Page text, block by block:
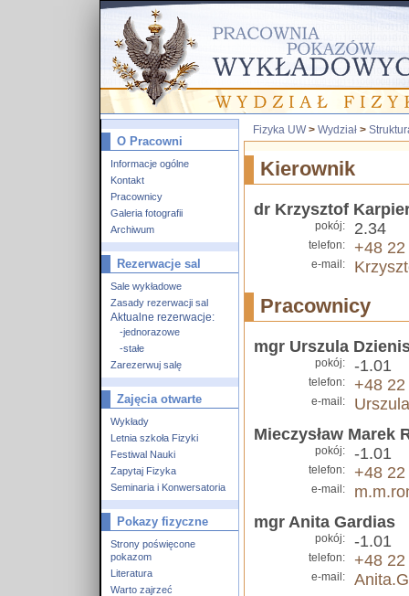
O Pracowni
Informacje ogólne
Kontakt
Pracownicy
Galeria fotografii
Archiwum
Rezerwacje sal
Sale wykładowe
Zasady rezerwacji sal
Aktualne rezerwacje:
-jednorazowe
-stałe
Zarezerwuj salę
Zajęcia otwarte
Wykłady
Letnia szkoła Fizyki
Festiwal Nauki
Zapytaj Fizyka
Seminaria i Konwersatoria
Pokazy fizyczne
Strony poświęcone
pokazom
Literatura
Warto zajrzeć
Fizyka UW> Wydział >
Kierownik
dr Krzysztof
pokój: 2.34
telefon: +48
e-mail:
Pracownicy
mgr Urszula
pokój: -1.01
telefon: +48
e-mail:
Mieczysław Marek
pokój: -1.01
telefon: +48
e-mail:
mgr Anita Gardias
pokój: -1.01
telefon: +48
e-mail: